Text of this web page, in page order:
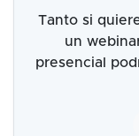
Tanto si
un
presencial